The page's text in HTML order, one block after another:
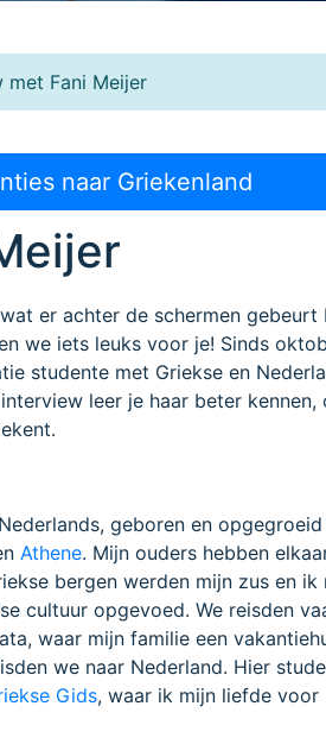
met Fani Meijer
naar Griekenland
er achter de schermen gebeurt
we iets leuks voor je! Sinds
studente met Griekse en
leer je haar beter kennen,
geboren en
Athene. Mijn ouders hebben
bergen werden mijn zus en
cultuur opgevoed. We reisden
waar mijn familie een
we naar Nederland. Hier
Gids, waar ik mijn liefde voor